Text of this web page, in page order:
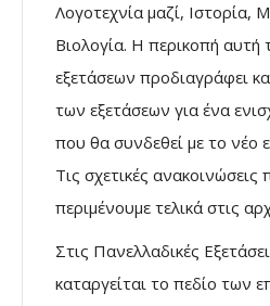
Λογοτεχνία μαζί, Ιστορία,
Βιολογία. Η περικοπή
εξετάσεων προδιαγράφει
των εξετάσεων για ένα
που θα συνδεθεί με το νέο
Τις σχετικές ανακοινώσεις
περιμένουμε τελικά στις
Στις Πανελλαδικές
καταργείται το πεδίο των